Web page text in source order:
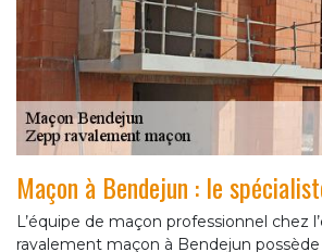
Maçon à Bendejun : le
L’équipe de maçon professionnel chez
ravalement maçon à Bendejun